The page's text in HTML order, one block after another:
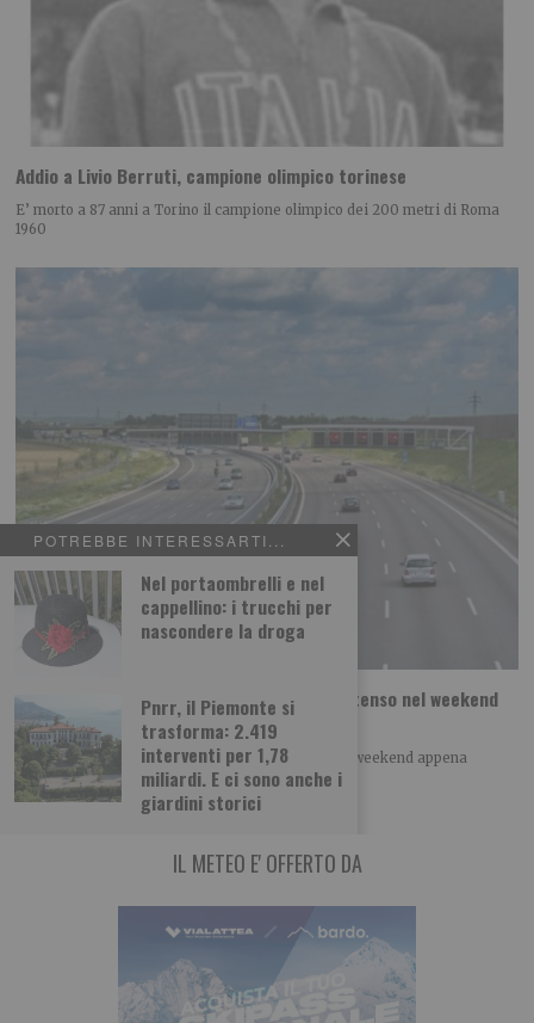
POTREBBE INTERESSARTI...
Nel portaombrelli e nel
cappellino: i trucchi per
nascondere la droga
Pnrr, il Piemonte si
trasforma: 2.419
interventi per 1,78
miliardi. E ci sono anche i
giardini storici
Addio a Livio Berruti, campione olimpico torinese
E’ morto a 87 anni a Torino il campione olimpico dei 200 metri di Roma
1960
Piemonte, esodo di Ferragosto: traffico intenso nel weekend
ma senza criticità
Traffico intenso, ma senza particolari criticità nel weekend appena
terminato, sulle principali strade e autostrade del
IL METEO E' OFFERTO DA